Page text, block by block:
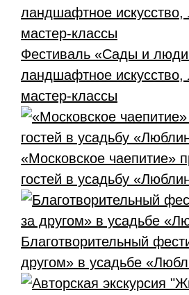
Фестиваль «Сады и
ландшафтное искусство,
мастер-классы
«Московское чаепитие»
гостей в усадьбу
Благотворительный
другом» в усадьбе